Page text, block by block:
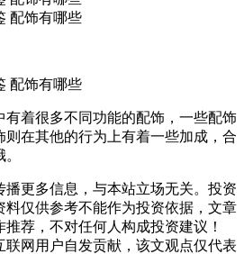
有着很多不同功能的配饰，一些配饰
则在其他的行为上有着一些加成，合
播更多信息，与本站立场无关。投资
料仅供参考不能作为投资依据，文章
荐，不对任何人构成投资建议！
联网用户自发贡献，该文观点仅代表